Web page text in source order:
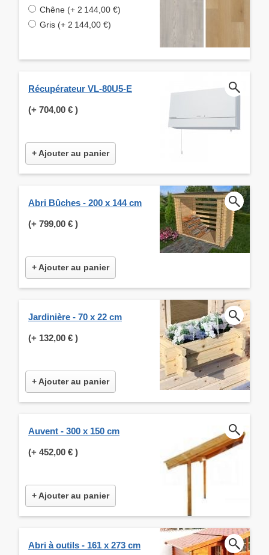
Chêne (+ 2 144,00 €)
Gris (+ 2 144,00 €)
Récupérateur VL-80U5-E
(+ 704,00 € )
+ Ajouter au panier
Abri Bûches - 200 x 144 cm
(+ 799,00 € )
+ Ajouter au panier
Jardinière - 70 x 22 cm
(+ 132,00 € )
+ Ajouter au panier
Auvent - 300 x 150 cm
(+ 452,00 € )
+ Ajouter au panier
Abri à outils - 161 x 273 cm